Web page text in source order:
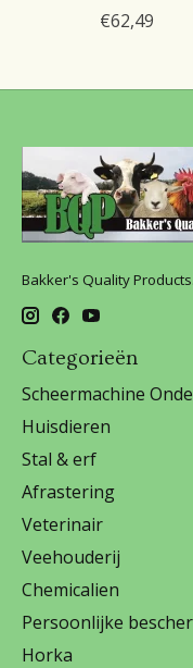
€62,49
Bakker's Quality Products.
Categorieën
Scheermachine
Huisdieren
Stal & erf
Afrastering
Veterinair
Veehouderij
Chemicalien
Persoonlijke
Horka